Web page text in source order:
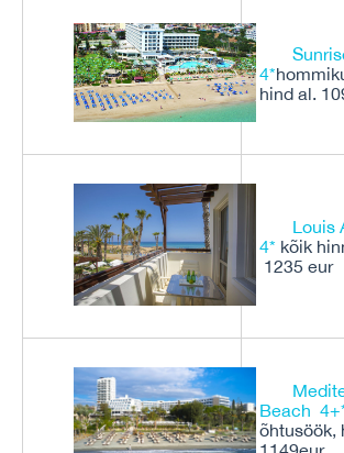
4*
hind al.
Louis
4* kõik
1235 eur
Beach
õhtusöök,